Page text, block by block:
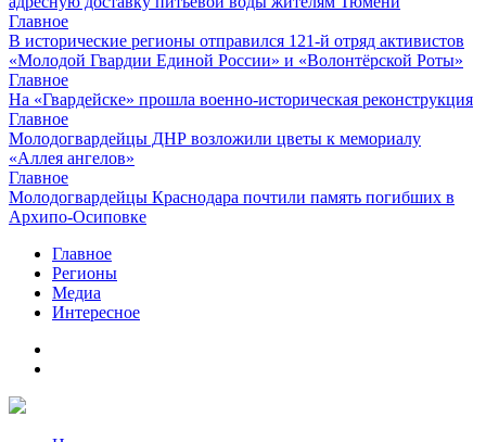
Главное
В исторические регионы отправился 121-й отряд активистов
«Молодой Гвардии Единой России» и «Волонтёрской Роты»
Главное
На «Гвардейске» прошла военно-историческая реконструкция
Главное
Молодогвардейцы ДНР возложили цветы к мемориалу
«Аллея ангелов»
Главное
Молодогвардейцы Краснодара почтили память погибших в
Архипо-Осиповке
Главное
Регионы
Медиа
Интересное